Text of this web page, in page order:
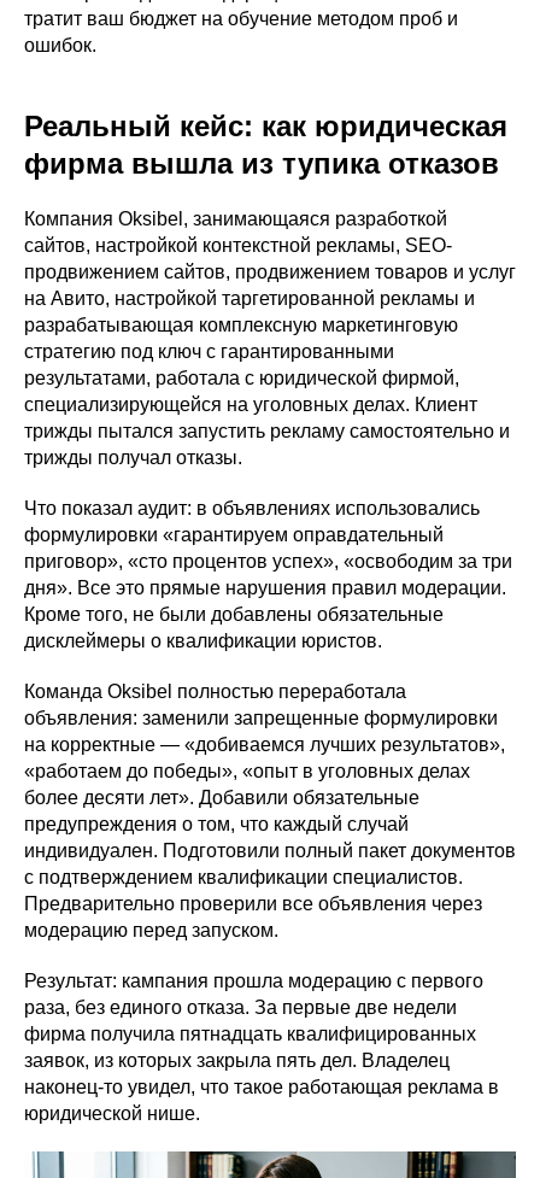
тратит ваш бюджет на обучение методом проб и
ошибок.
Реальный кейс: как юридическая
фирма вышла из тупика отказов
Компания Oksibel, занимающаяся разработкой
сайтов, настройкой контекстной рекламы, SEO-
продвижением сайтов, продвижением товаров и услуг
на Авито, настройкой таргетированной рекламы и
разрабатывающая комплексную маркетинговую
стратегию под ключ с гарантированными
результатами, работала с юридической фирмой,
специализирующейся на уголовных делах. Клиент
трижды пытался запустить рекламу самостоятельно и
трижды получал отказы.
Что показал аудит: в объявлениях использовались
формулировки «гарантируем оправдательный
приговор», «сто процентов успех», «освободим за три
дня». Все это прямые нарушения правил модерации.
Кроме того, не были добавлены обязательные
дисклеймеры о квалификации юристов.
Команда Oksibel полностью переработала
объявления: заменили запрещенные формулировки
на корректные — «добиваемся лучших результатов»,
«работаем до победы», «опыт в уголовных делах
более десяти лет». Добавили обязательные
предупреждения о том, что каждый случай
индивидуален. Подготовили полный пакет документов
с подтверждением квалификации специалистов.
Предварительно проверили все объявления через
модерацию перед запуском.
Результат: кампания прошла модерацию с первого
раза, без единого отказа. За первые две недели
фирма получила пятнадцать квалифицированных
заявок, из которых закрыла пять дел. Владелец
наконец-то увидел, что такое работающая реклама в
юридической нише.